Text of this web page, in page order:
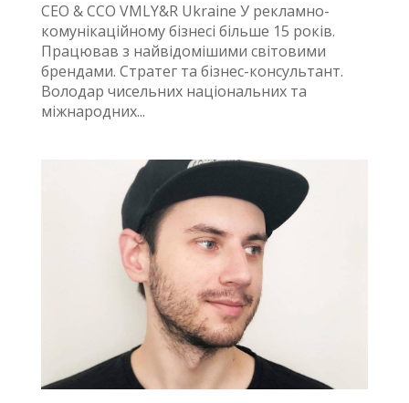
CEO & CCO VMLY&R Ukraine У рекламно-
комунікаційному бізнесі більше 15 років.
Працював з найвідомішими світовими
брендами. Стратег та бізнес-консультант.
Володар чисельних національних та
міжнародних...